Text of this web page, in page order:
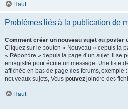
Haut
Problèmes liés à la publication de
Comment créer un nouveau sujet ou poster
Cliquez sur le bouton « Nouveau » depuis la
« Répondre » depuis la page d’un sujet. Il se
enregistré pour écrire un message. Une liste
affichée en bas de page des forums, exemple :
nouveaux sujets, Vous pouvez joindre des
Haut